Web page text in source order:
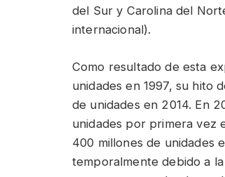
del Sur y Carolina del
internacional).
Como resultado de esta
unidades en 1997, su hito
de unidades en 2014. En
unidades por primera vez
400 millones de unidades
temporalmente debido a